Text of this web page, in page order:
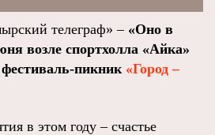
телеграф» – «Оно в
возле спортхолла «Айка»
пикник «Город –
в этом году – счастье